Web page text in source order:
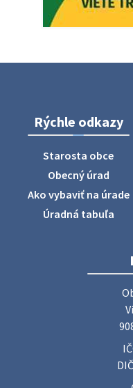
ZBER ŽELEZA
Obecný úrad
sa v našej obci
úradu budú od 8.00
železný odpad …
27. júla 2026 06:31
Zájazd do Veľkého
Základná organizácia
srdečne pozýva svoje
priateľov na
Poradne
Rýchle odkazy
Starosta obce
Obecný úrad
Ako vybaviť na úrade
Úradná tabuľa